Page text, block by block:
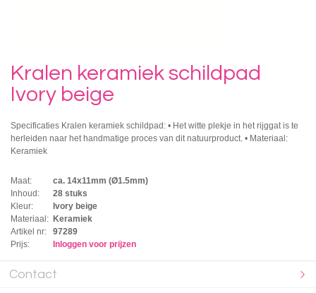
Kralen keramiek schildpad
Ivory beige
Specificaties Kralen keramiek schildpad: • Het witte plekje in het rijggat is te
herleiden naar het handmatige proces van dit natuurproduct. • Materiaal:
Keramiek
Maat:
ca. 14x11mm (Ø1.5mm)
Inhoud:
28 stuks
Kleur:
Ivory beige
Materiaal: Keramiek
Artikel nr:
97289
Prijs:
Inloggen voor prijzen
Contact